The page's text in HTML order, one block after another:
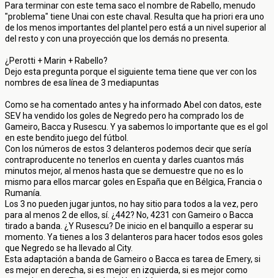
Para terminar con este tema saco el nombre de Rabello, menudo
"problema" tiene Unai con este chaval. Resulta que ha priori era uno
de los menos importantes del plantel pero está a un nivel superior al
del resto y con una proyección que los demás no presenta.
¿Perotti + Marin + Rabello?
Dejo esta pregunta porque el siguiente tema tiene que ver con los
nombres de esa línea de 3 mediapuntas
Como se ha comentado antes y ha informado Abel con datos, este
SEV ha vendido los goles de Negredo pero ha comprado los de
Gameiro, Bacca y Rusescu. Y ya sabemos lo importante que es el gol
en este bendito juego del fútbol.
Con los números de estos 3 delanteros podemos decir que sería
contraproducente no tenerlos en cuenta y darles cuantos más
minutos mejor, al menos hasta que se demuestre que no es lo
mismo para ellos marcar goles en España que en Bélgica, Francia o
Rumanía.
Los 3 no pueden jugar juntos, no hay sitio para todos a la vez, pero
para al menos 2 de ellos, sí. ¿442? No, 4231 con Gameiro o Bacca
tirado a banda. ¿Y Rusescu? De inicio en el banquillo a esperar su
momento. Ya tienes a los 3 delanteros para hacer todos esos goles
que Negredo se ha llevado al City.
Esta adaptación a banda de Gameiro o Bacca es tarea de Emery, si
es mejor en derecha, si es mejor en izquierda, si es mejor como